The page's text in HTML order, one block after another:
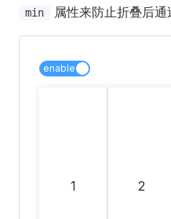
min 属性来防止折叠后通
enable
1 2